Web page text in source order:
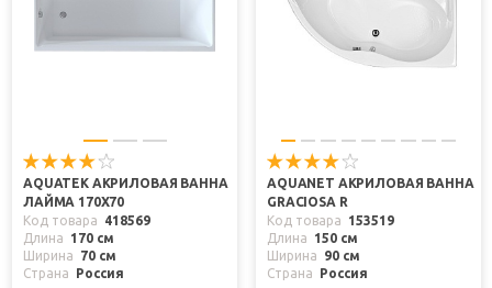
AQUATEK АКРИЛОВАЯ ВАННА
ЛАЙМА 170X70
Код товара
418569
Длина
170 см
Ширина
70 см
Страна
Россия
AQUANET АКРИЛОВАЯ ВАННА
GRACIOSA R
Код товара
153519
Длина
150 см
Ширина
90 см
Страна
Россия